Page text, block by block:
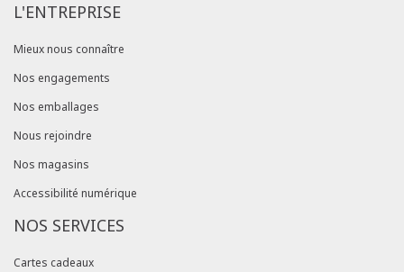
L'ENTREPRISE
Mieux nous connaître
Nos engagements
Nos emballages
Nous rejoindre
Nos magasins
Accessibilité numérique
NOS SERVICES
Cartes cadeaux